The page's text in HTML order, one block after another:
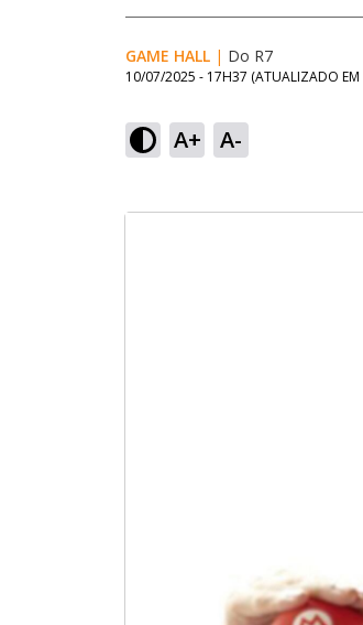
GAME HALL | Do R7
10/07/2025 - 17H37 (ATUALIZADO EM
A+ A-